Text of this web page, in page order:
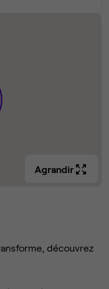
Agrandir
découvrez